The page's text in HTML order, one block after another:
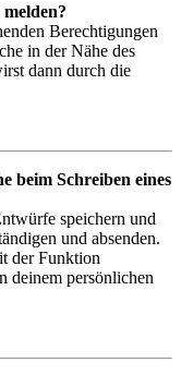
Berechtigungen
in der Nähe des
dann durch die
beim Schreiben eines
speichern und
und absenden.
der Funktion
deinem persönlichen